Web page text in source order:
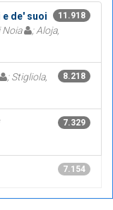
11.918
de' suoi
Noia
; Aloja,
8.218
; Stigliola,
7.329
7.154